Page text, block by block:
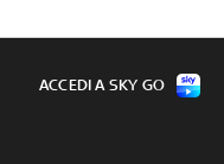
ACCEDI A SKY GO